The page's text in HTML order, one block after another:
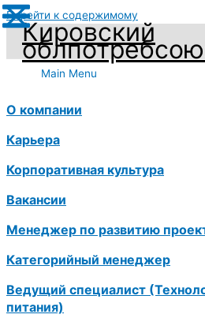
Перейти к содержимому
Кировский
Main Menu
О компании
Карьера
Корпоративная культура
Вакансии
Менеджер по развитию
Категорийный менеджер
Ведущий специалист
питания)